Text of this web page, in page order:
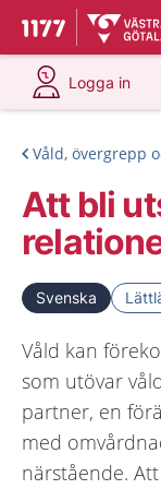
Till startsidan
Du har
Logga in
på 1177.se
Våld, övergrepp
Att bli
Svenska
Våld kan
som utövar
partner, en
med
närstående.